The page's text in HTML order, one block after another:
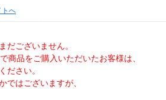
トへ
だございません。
商品をご購入いただいたお客様は、
ださい。
ではございますが、